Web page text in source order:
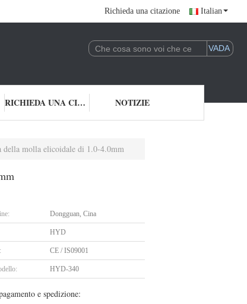
Richieda una citazione Italian
RICHIEDA UNA CITAZIONE NOTIZIE
della molla elicoidale di 1.0-4.0mm
Dongguan, Cina
HYD
CE / IS09001
HYD-340
e spedizione: